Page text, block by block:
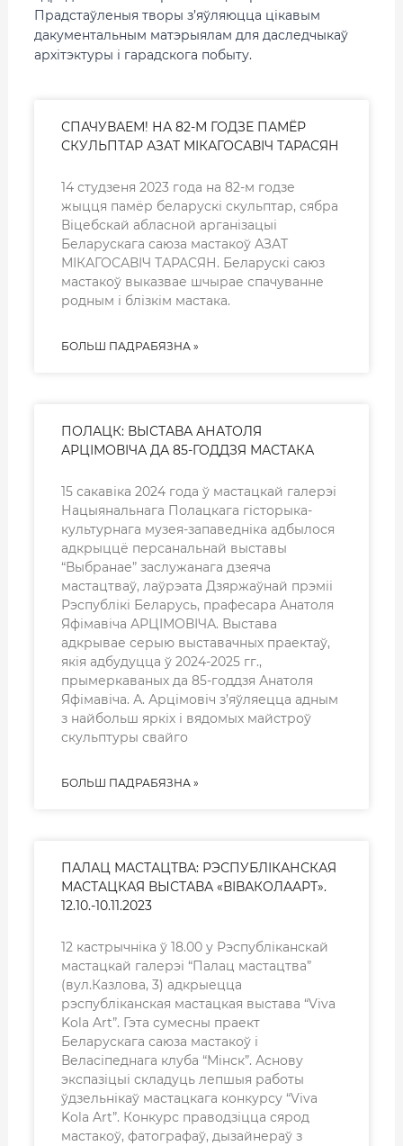
Прадстаўленыя творы з’яўляюцца цікавым
дакументальным матэрыялам для даследчыкаў
архітэктуры і гарадскога побыту.
СПАЧУВАЕМ! НА 82-М ГОДЗЕ ПАМЁР
СКУЛЬПТАР АЗАТ МІКАГОСАВІЧ ТАРАСЯН
14 студзеня 2023 года на 82-м годзе
жыцця памёр беларускі скульптар, сябра
Віцебскай абласной арганізацыі
Беларускага саюза мастакоў АЗАТ
МІКАГОСАВІЧ ТАРАСЯН. Беларускі саюз
мастакоў выказвае шчырае спачуванне
родным і блізкім мастака.
БОЛЬШ ПАДРАБЯЗНА »
ПОЛАЦК: ВЫСТАВА АНАТОЛЯ
АРЦІМОВІЧА ДА 85-ГОДДЗЯ МАСТАКА
15 сакавіка 2024 года ў мастацкай галерэі
Нацыянальнага Полацкага гісторыка-
культурнага музея-запаведніка адбылося
адкрыццё персанальнай выставы
“Выбранае” заслужанага дзеяча
мастацтваў, лаўрэата Дзяржаўнай прэміі
Рэспублікі Беларусь, прафесара Анатоля
Яфімавіча АРЦІМОВІЧА. Выстава
адкрывае серыю выставачных праектаў,
якія адбудуцца ў 2024-2025 гг.,
прымеркаваных да 85-годдзя Анатоля
Яфімавіча. А. Арцімовіч з’яўляецца адным
з найбольш яркіх і вядомых майстроў
скульптуры свайго
БОЛЬШ ПАДРАБЯЗНА »
ПАЛАЦ МАСТАЦТВА: РЭСПУБЛІКАНСКАЯ
МАСТАЦКАЯ ВЫСТАВА «ВІВАКОЛААРТ».
12.10.-10.11.2023
12 кастрычніка ў 18.00 у Рэспубліканскай
мастацкай галерэі “Палац мастацтва”
(вул.Казлова, 3) адкрыецца
рэспубліканская мастацкая выстава “Viva
Kola Art”. Гэта сумесны праект
Беларускага саюза мастакоў і
Веласіпеднага клуба “Мінск”. Аснову
экспазіцыі складуць лепшыя работы
ўдзельнікаў мастацкага конкурсу “Viva
Kola Art”. Конкурс праводзіцца сярод
мастакоў, фатографаў, дызайнераў з